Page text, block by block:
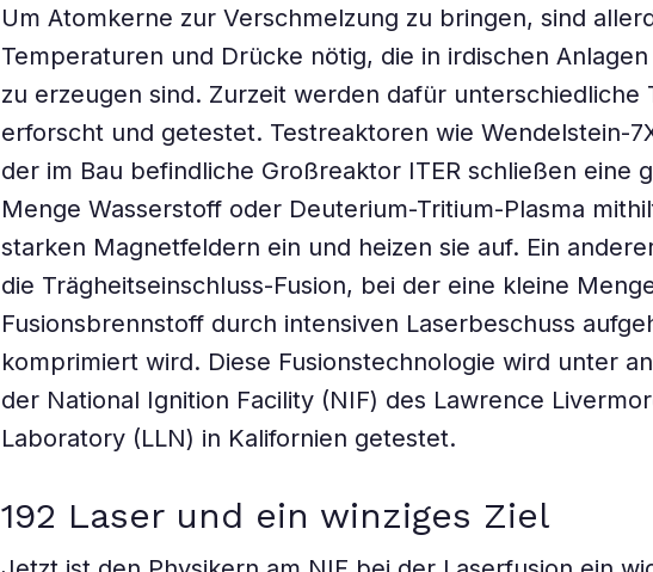
Um Atomkerne zur Verschmelzung zu bringen, sind
Temperaturen und Drücke nötig, die in irdischen
zu erzeugen sind. Zurzeit werden dafür unterschiedliche
erforscht und getestet. Testreaktoren wie Wendelstein-
der im Bau befindliche Großreaktor ITER schließen eine
Menge Wasserstoff oder Deuterium-Tritium-Plasma
starken Magnetfeldern ein und heizen sie auf. Ein
die Trägheitseinschluss-Fusion, bei der eine kleine
Fusionsbrennstoff durch intensiven Laserbeschuss
komprimiert wird. Diese Fusionstechnologie wird unter
der National Ignition Facility (NIF) des Lawrence
Laboratory (LLN) in Kalifornien getestet.
192 Laser und ein winziges Ziel